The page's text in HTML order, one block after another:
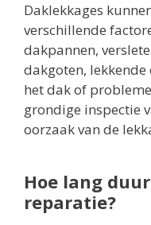
Daklekkages
verschillende
dakpannen,
dakgoten,
het dak of
grondige inspectie
oorzaak van de
Hoe lang
reparatie?